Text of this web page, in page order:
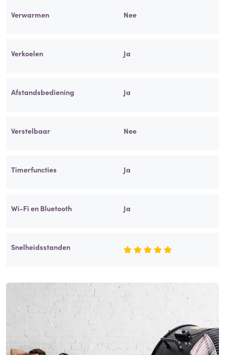
Verwarmen Nee
Verkoelen Ja
Afstandsbediening Ja
Verstelbaar Nee
Timerfuncties Ja
Wi-Fi en Bluetooth Ja
Snelheidsstanden